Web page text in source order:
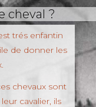
cheval ?
trés enfantin
de donner les
chevaux sont
cavalier, ils